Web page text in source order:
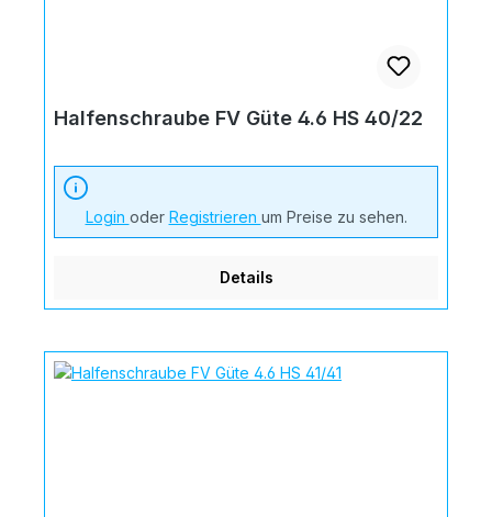
Halfenschraube FV Güte 4.6 HS 40/22
Login oder Registrieren um Preise zu sehen.
Details